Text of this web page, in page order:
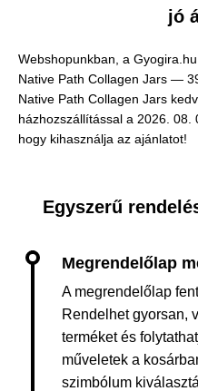
jó
Webshopunkban, a
Native Path Collagen Jars —
Native Path Collagen Jars
házhozszállítással a 2026. 08.
hogy kihasználja az ajánlatot!
Egyszerű
A megrendelőlap
Rendelhet gyorsan,
terméket és
műveletek a
szimbólum